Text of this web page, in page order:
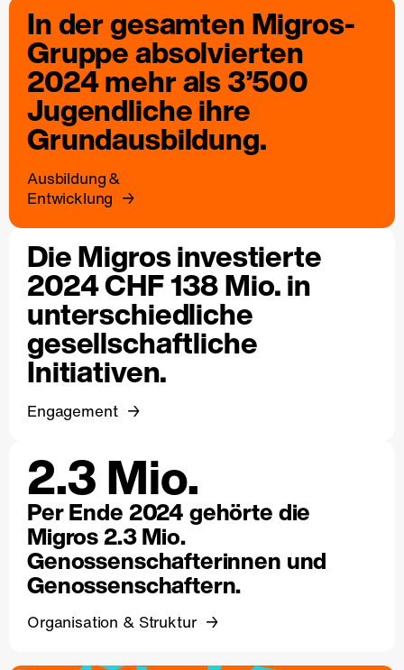
In der gesamten Migros-
Gruppe absolvierten
2024 mehr als 3’500
Jugendliche ihre
Grundausbildung.
Ausbildung &
Entwicklung
Die Migros investierte
2024 CHF 138 Mio. in
unterschiedliche
gesellschaftliche
Initiativen.
Engagement
2.3 Mio.
Per Ende 2024 gehörte die
Migros 2.3 Mio.
Genossenschafterinnen und
Genossenschaftern.
Organisation & Struktur